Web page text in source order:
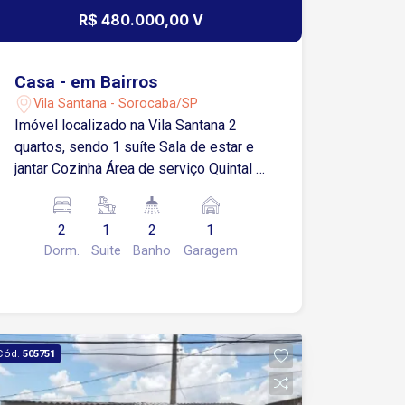
R$ 480.000,00 V
Casa - em Bairros
Vila Santana - Sorocaba/SP
Imóvel localizado na Vila Santana 2
quartos, sendo 1 suíte Sala de estar e
jantar Cozinha Área de serviço Quintal 2
com 1 quarto 1 vaga de garagem
coberta2
Dorm.
1
Suite
2
Banho
1
Garagem
505751